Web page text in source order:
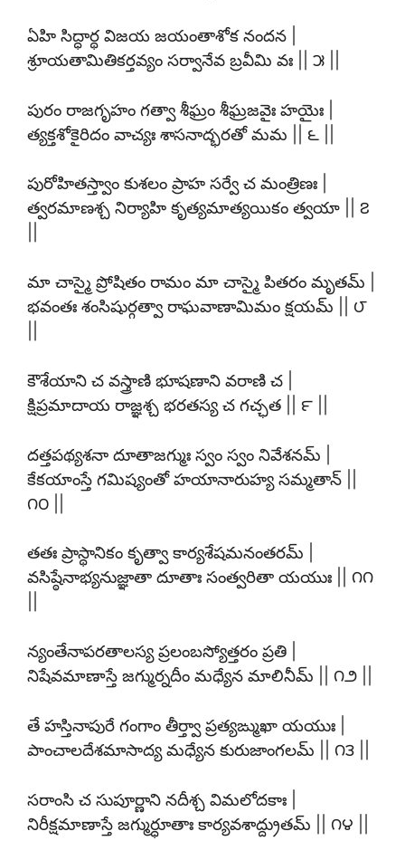
ఏహి సిద్ధార్థ విజయ జయంతాశోక నందన |
శ్రూయతామితికర్తవ్యం సర్వానేవ బ్రవీమి వః || ౫ ||
పురం రాజగృహం గత్వా శీఘ్రం శీఘ్రజవైః హయైః |
త్యక్తశోకైరిదం వాచ్యః శాసనాద్భరతో మమ || ౬ ||
పురోహితస్త్వాం కుశలం ప్రాహ సర్వే చ మంత్రిణః |
త్వరమాణశ్చ నిర్యాహి కృత్యమాత్యయికం త్వయా || ౭
మా చాస్మై ప్రోషితం రామం మా చాస్మై పితరం మృతమ్ |
భవంతః శంసిషుర్గత్వా రాఘవాణామిమం క్షయమ్ || ౮
కౌశేయాని చ వస్త్రాణి భూషణాని వరాణి చ |
క్షిప్రమాదాయ రాజ్ఞశ్చ భరతస్య చ గచ్ఛత || ౯ ||
దత్తపథ్యశనా దూతాజగ్ముః స్వం స్వం నివేశనమ్ |
కేకయాంస్తే గమిష్యంతో హయానారుహ్య సమ్మతాన్ ||
౧౦ ||
తతః ప్రాస్థానికం కృత్వా కార్యశేషమనంతరమ్ |
వసిష్ఠేనాభ్యనుజ్ఞాతా దూతాః సంత్వరితా యయుః || ౧౧
న్యంతేనాపరతాలస్య ప్రలంబస్యోత్తరం ప్రతి |
నిషేవమాణాస్తే జగ్ముర్నదీం మధ్యేన మాలినీమ్ || ౧౨ ||
తే హస్తినాపురే గంగాం తీర్త్వా ప్రత్యఙ్ముఖా యయుః |
పాంచాలదేశమాసాద్య మధ్యేన కురుజాంగలమ్ || ౧౩ ||
సరాంసి చ సుపూర్ణాని నదీశ్చ విమలోదకాః |
నిరీక్షమాణాస్తే జగ్ముర్ధూతాః కార్యవశాద్ద్రుతమ్ || ౧౪ ||